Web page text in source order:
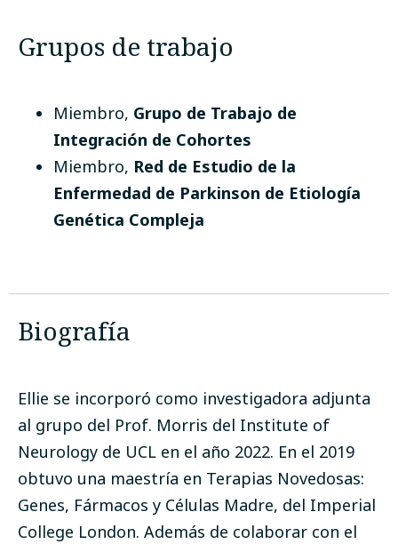
Grupos de trabajo
Miembro, Grupo de Trabajo de
Integración de Cohortes
Miembro, Red de Estudio de la
Enfermedad de Parkinson de Etiología
Genética Compleja
Biografía
Ellie se incorporó como investigadora adjunta
al grupo del Prof. Morris del Institute of
Neurology de UCL en el año 2022. En el 2019
obtuvo una maestría en Terapias Novedosas:
Genes, Fármacos y Células Madre, del Imperial
College London. Además de colaborar con el